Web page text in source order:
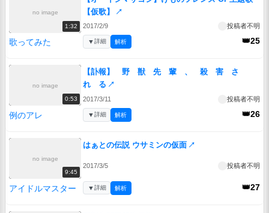
no image
1:32
【仮歌】
↗
2017/2/9 投稿者不明
歌ってみた 👑25
▼詳細 解析
no image
0:53
【訃報】 野 獣 先 輩 、 殺 害 さ
れ る ↗
2017/3/11 投稿者不明
例のアレ 👑26
▼詳細 解析
no image
9:45
はぁとの伝説 ウサミンの仮面 ↗
2017/3/5 投稿者不明
アイドルマスター 👑27
▼詳細 解析